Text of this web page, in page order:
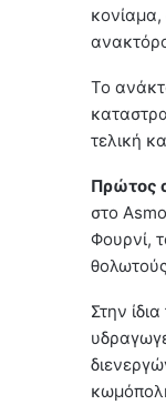
Το
τελική
Πρώτος
στο
Φουρνί,
Στην